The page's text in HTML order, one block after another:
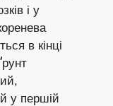
і у
в кінці
у першій